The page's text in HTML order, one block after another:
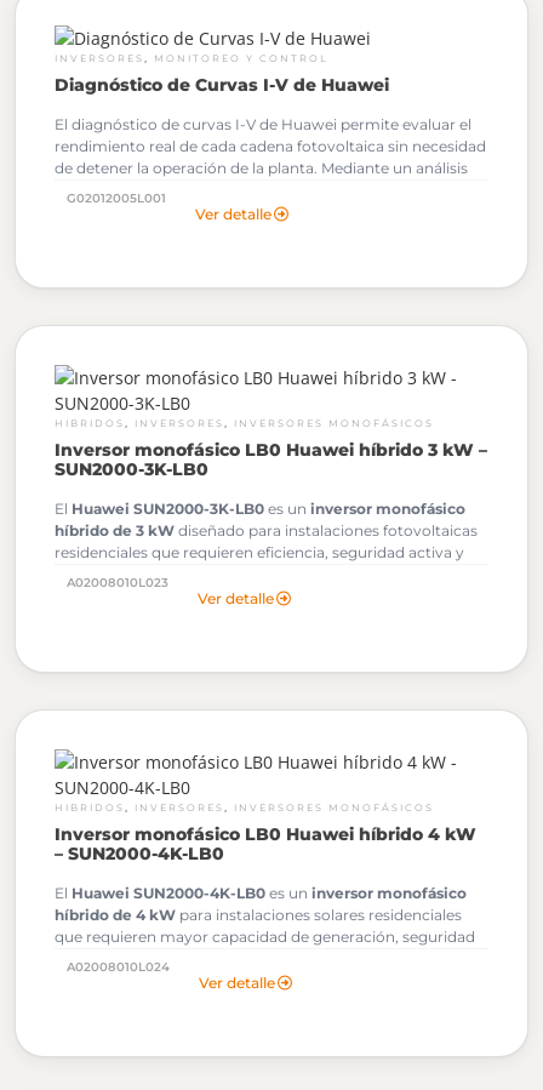
INVERSORES MONITOREO Y CONTROL
Diagnóstico de Curvas I-V de Huawei
El diagnóstico de curvas I-V de Huawei permite evaluar el
rendimiento real de cada cadena fotovoltaica sin necesidad
de detener la operación de la planta. Mediante un análisis
avanzado de tensión, corriente y potencia, esta
herramienta identifica anomalías que pueden pasar
G02012005L001
Ver detalle
HIBRIDOS INVERSORES INVERSORES MONOFÁSICOS
Inversor monofásico LB0 Huawei híbrido 3 kW –
SUN2000-3K-LB0
El Huawei SUN2000-3K-LB0 es un inversor monofásico
híbrido de 3 kW diseñado para instalaciones fotovoltaicas
residenciales que requieren eficiencia, seguridad activa y
compatibilidad con almacenamiento. Es una solución ideal
para instaladores fotovoltaicos que buscan integrar paneles
A02008010L023
Ver detalle
HIBRIDOS INVERSORES INVERSORES MONOFÁSICOS
Inversor monofásico LB0 Huawei híbrido 4 kW
– SUN2000-4K-LB0
El Huawei SUN2000-4K-LB0 es un inversor monofásico
híbrido de 4 kW para instalaciones solares residenciales
que requieren mayor capacidad de generación, seguridad
avanzada y compatibilidad con almacenamiento Huawei
A02008010L024
Ver detalle